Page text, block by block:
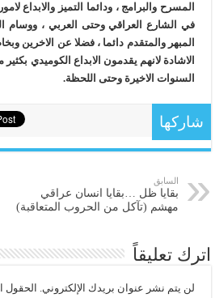
المسرح والبرامج ، ودائما التميز والابداع
في الشارع العراقي وحتى العربي ، ووسام
المبهر والمتقدم دائما ، فضلا عن الاخرين
الاشادة لانهم يقدمون الابداع الكوميدي
السنوات الاخيرة وحتى اللحظة.
شاركها
السابق
بقايا ظل …بقايا انسان عراقي
مهشم (تآكل من الحروب المتعاقبة)
اترك تعليقاً
لن يتم نشر عنوان بريدك الإلكتروني. الحقول